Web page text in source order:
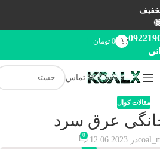
0 تومان
تماس
مقالات کوال
عرق سرد
در 12.06.2023 0